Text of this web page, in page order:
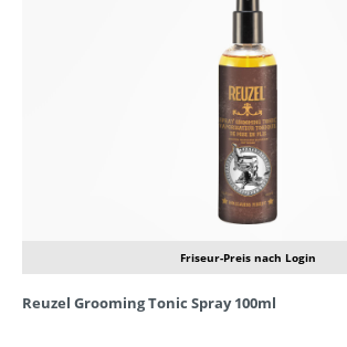
Friseur-Preis nach Login
Reuzel Grooming Tonic Spray 100ml